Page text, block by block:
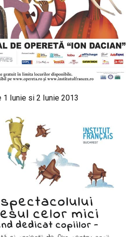
Iunie si 2 Iunie 2013